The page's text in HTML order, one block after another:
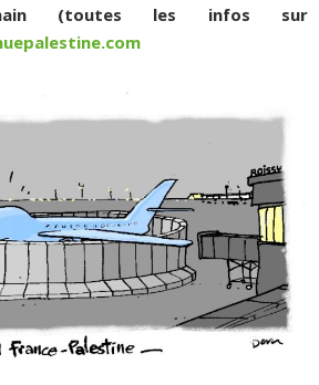
(toutes les infos sur